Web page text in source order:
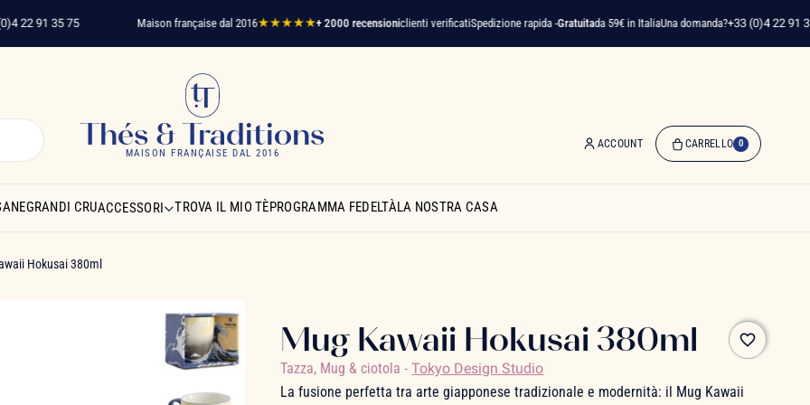
91 35 75 Maison française dal 2016 ★★★★★+ 2000 recensioniclienti verificatiSpedizione rapida -Gratuitada 59€ in ItaliaUna domanda?+33 (0)4 22 91 35 75
Thés & Traditions
MAISON FRANÇAISE DAL 2016
ACCOUNT CARRELLO 0
GRANDI CRUACCESSORI TROVA IL MIO TÈPROGRAMMA FEDELTÀLA NOSTRA CASA
Hokusai 380ml
favorite_border
Mug Kawaii Hokusai 380ml
Tazza, Mug & ciotola-Tokyo Design Studio
La fusione perfetta tra arte giapponese tradizionale e modernità: il Mug Kawaii